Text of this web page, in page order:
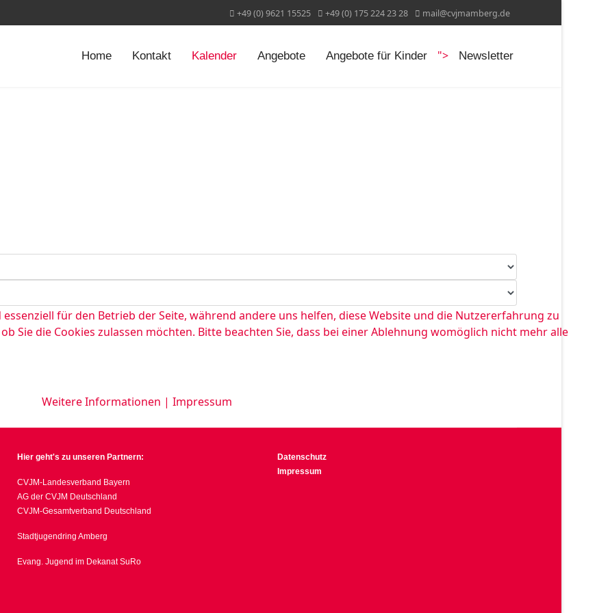
+49 (0) 9621 15525 +49 (0) 175 224 23 28 mail@cvjmamberg.de
Home Kontakt Kalender Angebote Angebote für Kinder "> Newsletter
Hier geht's zu unseren Partnern:
CVJM-Landesverband Bayern
AG der CVJM Deutschland
CVJM-Gesamtverband Deutschland
Stadtjugendring Amberg
Evang. Jugend im Dekanat SuRo
Datenschutz
Impressum
für den Betrieb der Seite, während andere uns helfen, diese Website und die Nutzererfahrung zu
Sie die Cookies zulassen möchten. Bitte beachten Sie, dass bei einer Ablehnung womöglich nicht mehr alle
Weitere Informationen | Impressum